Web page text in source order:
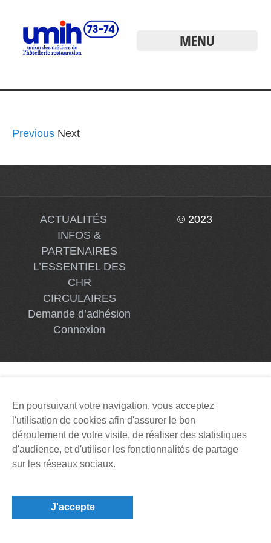
MENU
Previous Next
ACTUALITÉS
INFOS &
PARTENAIRES
L’ESSENTIEL DES
CHR
CIRCULAIRES
Demande d’adhésion
Connexion
© 2023
En poursuivant votre navigation, vous acceptez
l'utilisation de cookies afin d'assurer le bon
déroulement de votre visite, de réaliser des statistiques
d'audience, et d'utiliser les fonctionnalités de partage
sur les réseaux sociaux.
J'accepte